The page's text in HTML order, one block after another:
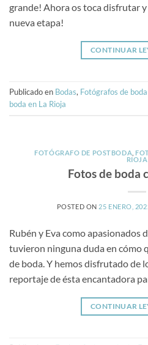
grande! Ahora os toca disfrutar y
nueva etapa!
CONTINUAR
Publicado en Bodas, Fotógrafos de
boda en La Rioja
FOTÓGRAFO DE POSTBODA ,
RIOJA
Fotos de boda
POSTED ON 25 ENERO,
Rubén y Eva como apasionados
tuvieron ninguna duda en cómo
de boda. Y hemos disfrutado de
reportaje de ésta encantadora
CONTINUAR